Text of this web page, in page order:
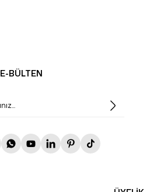
E-BÜLTEN